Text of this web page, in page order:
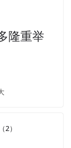
隆重举
2）